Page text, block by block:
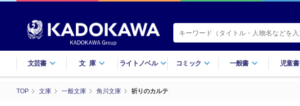
文芸書 文庫 ライトノベル コミック 一般書 児童書
TOP 文庫 一般文庫 角川文庫 祈りのカルテ